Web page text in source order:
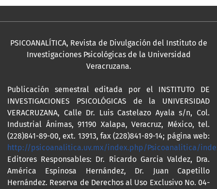
PSICOANALÍTICA, Revista de Divulgación del Instituto de
Investigaciones Psicológicas de la Universidad
Veracruzana.
Publicación semestral editada por el INSTITUTO DE
INVESTIGACIONES PSICOLÓGICAS de la UNIVERSIDAD
VERACRUZANA, Calle Dr. Luis Castelazo Ayala s/n, Col.
Industrial Ánimas, 91190 Xalapa, Veracruz, México, tel.
(228)841-89-00, ext. 13913, fax (228)841-89-14; página web:
http://psicoanalitica.uv.mx/index.php/Psicoanalitica/
Editores Responsables: Dr. Ricardo Garcia Valdez, Dra.
América Espinosa Hernández, Dr. Juan Capetillo
Hernández. Reserva de Derechos al Uso Exclusivo No. 04-